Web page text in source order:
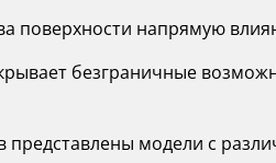
поверхности напрямую
безграничные
модели с